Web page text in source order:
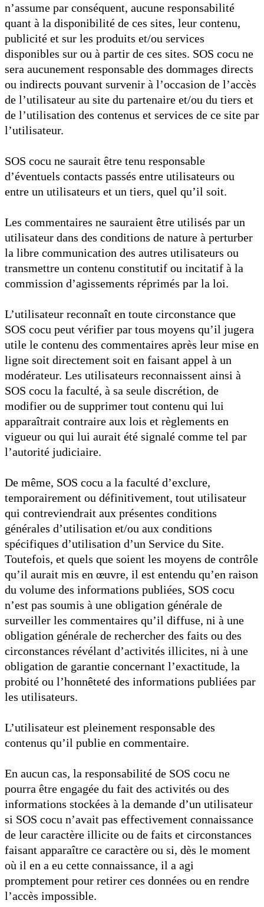
n’assume par conséquent, aucune responsabilité
quant à la disponibilité de ces sites, leur contenu,
publicité et sur les produits et/ou services
disponibles sur ou à partir de ces sites. SOS cocu ne
sera aucunement responsable des dommages directs
ou indirects pouvant survenir à l’occasion de l’accès
de l’utilisateur au site du partenaire et/ou du tiers et
de l’utilisation des contenus et services de ce site par
l’utilisateur.
SOS cocu ne saurait être tenu responsable
d’éventuels contacts passés entre utilisateurs ou
entre un utilisateurs et un tiers, quel qu’il soit.
Les commentaires ne sauraient être utilisés par un
utilisateur dans des conditions de nature à perturber
la libre communication des autres utilisateurs ou
transmettre un contenu constitutif ou incitatif à la
commission d’agissements réprimés par la loi.
L’utilisateur reconnaît en toute circonstance que
SOS cocu peut vérifier par tous moyens qu’il jugera
utile le contenu des commentaires après leur mise en
ligne soit directement soit en faisant appel à un
modérateur. Les utilisateurs reconnaissent ainsi à
SOS cocu la faculté, à sa seule discrétion, de
modifier ou de supprimer tout contenu qui lui
apparaîtrait contraire aux lois et règlements en
vigueur ou qui lui aurait été signalé comme tel par
l’autorité judiciaire.
De même, SOS cocu a la faculté d’exclure,
temporairement ou définitivement, tout utilisateur
qui contreviendrait aux présentes conditions
générales d’utilisation et/ou aux conditions
spécifiques d’utilisation d’un Service du Site.
Toutefois, et quels que soient les moyens de contrôle
qu’il aurait mis en œuvre, il est entendu qu’en raison
du volume des informations publiées, SOS cocu
n’est pas soumis à une obligation générale de
surveiller les commentaires qu’il diffuse, ni à une
obligation générale de rechercher des faits ou des
circonstances révélant d’activités illicites, ni à une
obligation de garantie concernant l’exactitude, la
probité ou l’honnêteté des informations publiées par
les utilisateurs.
L’utilisateur est pleinement responsable des
contenus qu’il publie en commentaire.
En aucun cas, la responsabilité de SOS cocu ne
pourra être engagée du fait des activités ou des
informations stockées à la demande d’un utilisateur
si SOS cocu n’avait pas effectivement connaissance
de leur caractère illicite ou de faits et circonstances
faisant apparaître ce caractère ou si, dès le moment
où il en a eu cette connaissance, il a agi
promptement pour retirer ces données ou en rendre
l’accès impossible.